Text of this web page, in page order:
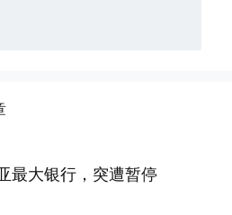
最大银行，突遭暂停